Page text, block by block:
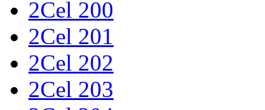
2Cel 200
2Cel 201
2Cel 202
2Cel 203